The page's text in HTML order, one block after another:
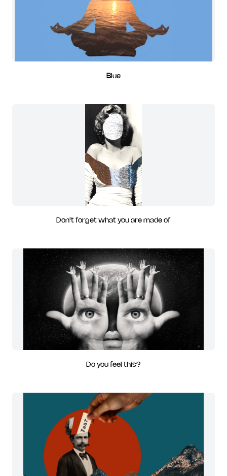
Blue
Don't forget what you are made of
Do you feel this?